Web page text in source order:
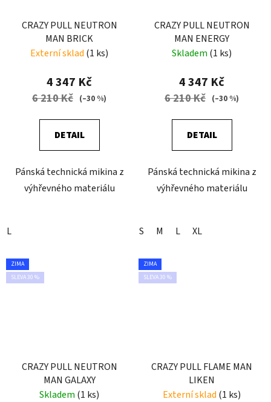
CRAZY PULL NEUTRON
MAN BRICK
Externí sklad (1 ks)
4 347 Kč
6 210 Kč (–30 %)
DETAIL
Pánská technická mikina z
výhřevného materiálu
L
CRAZY PULL NEUTRON
MAN ENERGY
Skladem (1 ks)
4 347 Kč
6 210 Kč (–30 %)
DETAIL
Pánská technická mikina z
výhřevného materiálu
S M L XL
ZIMA
SLEVA 30 %
CRAZY PULL NEUTRON
MAN GALAXY
Skladem (1 ks)
ZIMA
SLEVA 30 %
CRAZY PULL FLAME MAN
LIKEN
Externí sklad (1 ks)